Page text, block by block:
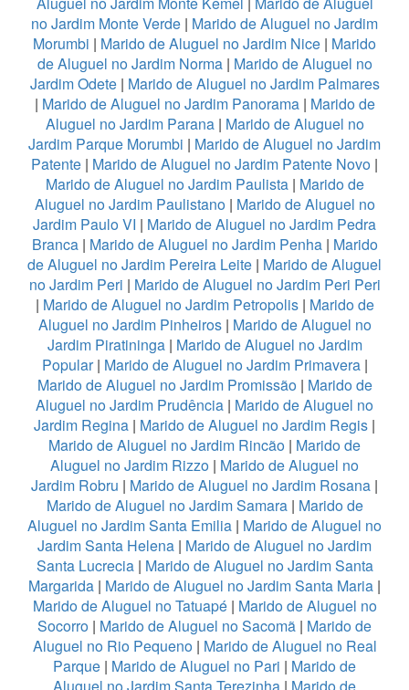
no Jardim Monte Verde | Marido de Aluguel no Jardim
Morumbi | Marido de Aluguel no Jardim Nice | Marido
de Aluguel no Jardim Norma| Marido de Aluguel no
Jardim Odete| Marido de Aluguel no Jardim Palmares
| Marido de Aluguel no Jardim Panorama| Marido de
Aluguel no Jardim Parana| Marido de Aluguel no
Jardim Parque Morumbi | Marido de Aluguel no Jardim
Patente | Marido de Aluguel no Jardim Patente Novo |
Marido de Aluguel no Jardim Paulista| Marido de
Aluguel no Jardim Paulistano| Marido de Aluguel no
Jardim Paulo VI | Marido de Aluguel no Jardim Pedra
Branca| Marido de Aluguel no Jardim Penha| Marido
de Aluguel no Jardim Pereira Leite | Marido de Aluguel
no Jardim Peri | Marido de Aluguel no Jardim Peri Peri
| Marido de Aluguel no Jardim Petropolis| Marido de
Aluguel no Jardim Pinheiros| Marido de Aluguel no
Jardim Piratininga| Marido de Aluguel no Jardim
Popular| Marido de Aluguel no Jardim Primavera|
Marido de Aluguel no Jardim Promissão| Marido de
Aluguel no Jardim Prudência | Marido de Aluguel no
Jardim Regina | Marido de Aluguel no Jardim Regis |
Marido de Aluguel no Jardim Rincão | Marido de
Aluguel no Jardim Rizzo | Marido de Aluguel no
Jardim Robru | Marido de Aluguel no Jardim Rosana |
Marido de Aluguel no Jardim Samara| Marido de
Aluguel no Jardim Santa Emilia | Marido de Aluguel no
Jardim Santa Helena | Marido de Aluguel no Jardim
Santa Lucrecia| Marido de Aluguel no Jardim Santa
Margarida | Marido de Aluguel no Jardim Santa Maria |
Marido de Aluguel no Tatuapé| Marido de Aluguel no
Socorro | Marido de Aluguel no Sacomã | Marido de
Aluguel no Rio Pequeno| Marido de Aluguel no Real
Parque | Marido de Aluguel no Pari | Marido de